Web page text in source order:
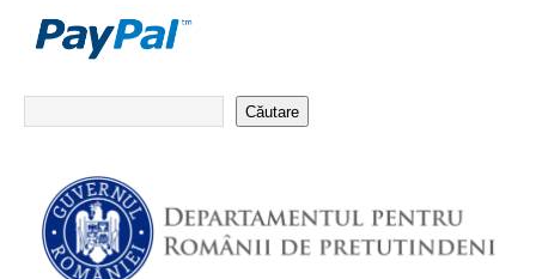
Căutare